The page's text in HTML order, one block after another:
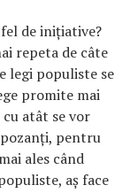
de inițiative?
repeta de câte
legi populiste se
promite mai
atât se vor
pentru
ales când
aș face